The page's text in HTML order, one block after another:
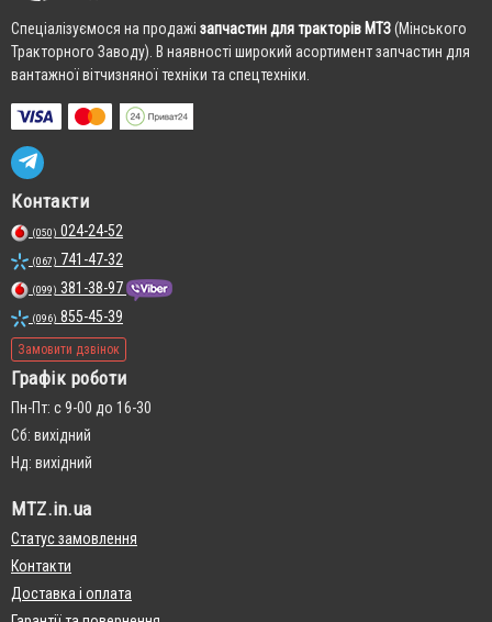
Cпеціалізуємося на продажі запчастин для тракторів МТЗ(Мінського
Тракторного Заводу). В наявності широкий асортимент запчастин для
вантажної вітчизняної техніки та спецтехніки.
Контакти
(050) 024-24-52
(067) 741-47-32
(099) 381-38-97
(096) 855-45-39
Замовити дзвінок
Графік роботи
Пн-Пт: с 9-00 до 16-30
Сб: вихідний
Нд: вихідний
MTZ.in.ua
Статус замовлення
Контакти
Доставка і оплата